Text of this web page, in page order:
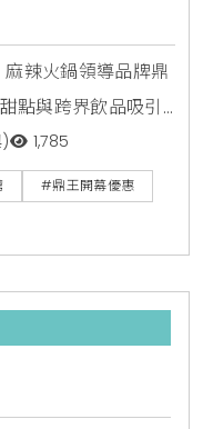
辣火鍋領導品牌鼎
點與跨界飲品吸引
梁翔渝表示，現代
視覺張力與限定
宴與首款杯裝茶
合，是品牌在地化
1,785
#鼎王開幕優惠